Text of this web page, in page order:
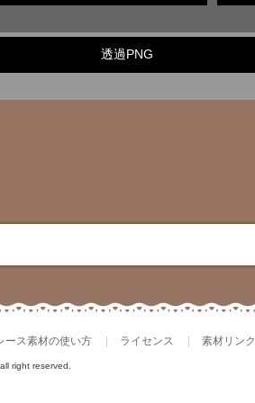
透過PNG
ース素材の使い方 ライセンス 素材リンク
right reserved.